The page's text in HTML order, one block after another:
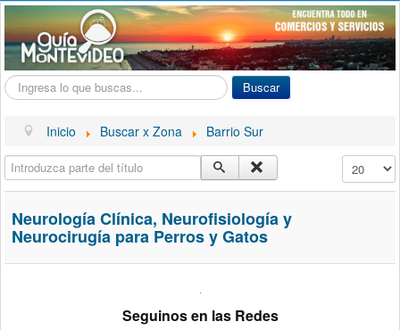
Buscar... Buscar
Inicio Buscar x Zona Barrio Sur
Introduzca parte del título Cantidad
Neurología Clínica, Neurofisiología y
Neurocirugía para Perros y Gatos
.
Seguinos en las Redes